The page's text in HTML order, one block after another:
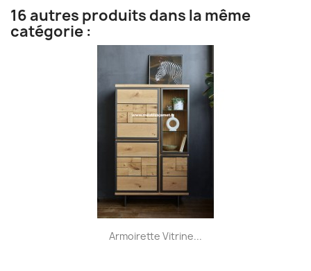
16 autres produits dans la même
catégorie :
Armoirette Vitrine...